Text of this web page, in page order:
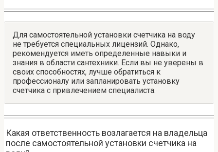
Для самостоятельной установки счетчика на воду
не требуется специальных лицензий. Однако,
рекомендуется иметь определенные навыки и
знания в области сантехники. Если вы не уверены в
своих способностях, лучше обратиться к
профессионалу или запланировать установку
счетчика с привлечением специалиста.
Какая ответственность возлагается на владельца
после самостоятельной установки счетчика на